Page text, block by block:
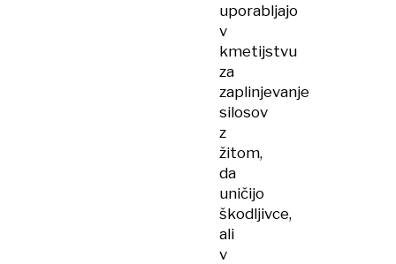
uporabljajo
v
kmetijstvu
za
zaplinjevanje
silosov
z
žitom,
da
uničijo
škodljivce,
ali
v